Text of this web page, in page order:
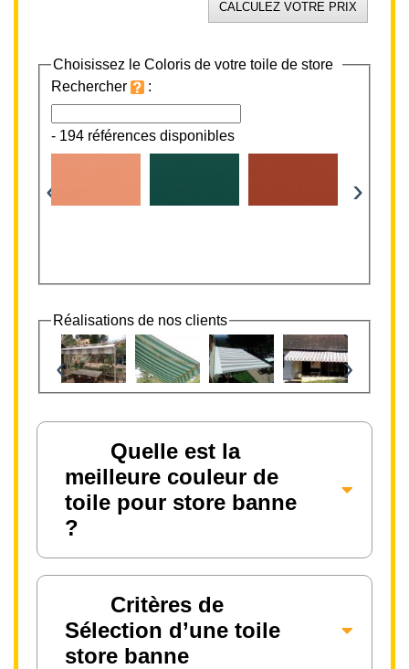
Choisissez le Coloris de votre toile de store
Rechercher
:
- 194 références disponibles
‹ ›
Réalisations de nos clients
‹ ›
Quelle est la
meilleure couleur de
toile pour store banne
?
Critères de
Sélection d’une toile
store banne